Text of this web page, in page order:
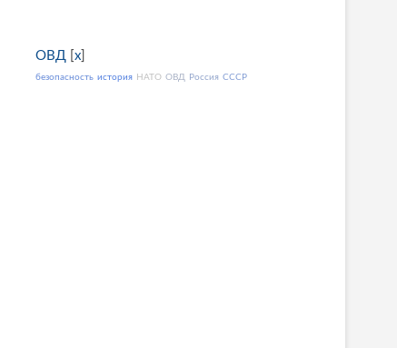
ОВД x
безопасность история НАТО ОВД Россия СССР